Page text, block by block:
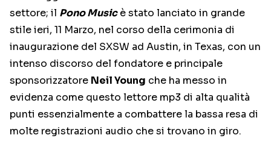
settore; il Pono Musicè stato lanciato in grande
stile ieri, 11 Marzo, nel corso della cerimonia di
inaugurazione del SXSW ad Austin, in Texas, con un
intenso discorso del fondatore e principale
sponsorizzatore Neil Young che ha messo in
evidenza come questo lettore mp3 di alta qualità
punti essenzialmente a combattere la bassa resa di
molte registrazioni audio che si trovano in giro.